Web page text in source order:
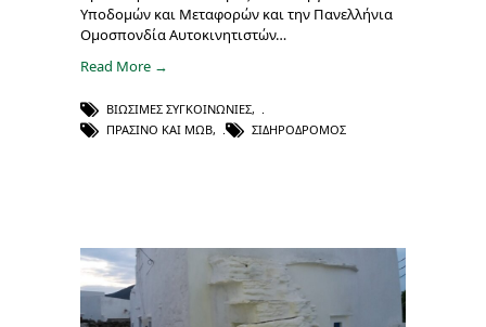
Υποδομών και Μεταφορών και την Πανελλήνια
Ομοσπονδία Αυτοκινητιστών…
Read More →
ΒΙΏΣΙΜΕΣ ΣΥΓΚΟΙΝΩΝΊΕΣ,
ΠΡΑΣΙΝΟ ΚΑΙ ΜΩΒ, ΣΙΔΗΡΌΔΡΟΜΟΣ